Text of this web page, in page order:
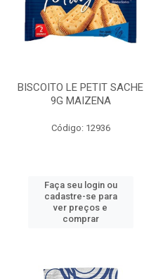
BISCOITO LE PETIT SACHE
9G MAIZENA
Código: 12936
Faça seu login ou
cadastre-se para
ver preços e
comprar